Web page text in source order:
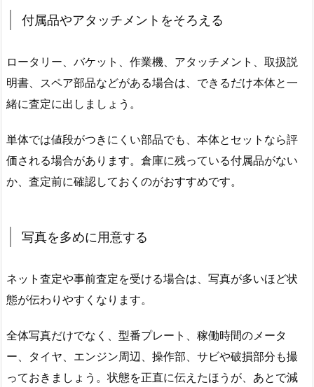
付属品やアタッチメントをそろえる
ロータリー、バケット、作業機、アタッチメント、取扱説
明書、スペア部品などがある場合は、できるだけ本体と一
緒に査定に出しましょう。
単体では値段がつきにくい部品でも、本体とセットなら評
価される場合があります。倉庫に残っている付属品がない
か、査定前に確認しておくのがおすすめです。
写真を多めに用意する
ネット査定や事前査定を受ける場合は、写真が多いほど状
態が伝わりやすくなります。
全体写真だけでなく、型番プレート、稼働時間のメータ
ー、タイヤ、エンジン周辺、操作部、サビや破損部分も撮
っておきましょう。状態を正直に伝えたほうが、あとで減